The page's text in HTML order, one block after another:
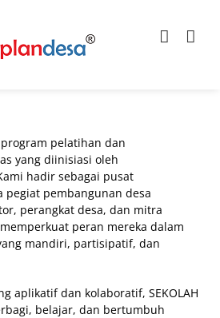
pelatihan dan
yang diinisiasi oleh
hadir sebagai pusat
pegiat pembangunan desa
perangkat desa, dan mitra
peran mereka dalam
mandiri, partisipatif, dan
aplikatif dan kolaboratif, SEKOLAH
belajar, dan bertumbuh